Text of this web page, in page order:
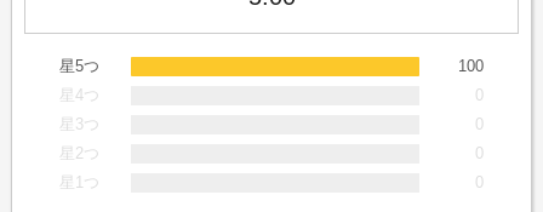
星5つ
100
星4つ
0
星3つ
0
星2つ
0
星1つ
0